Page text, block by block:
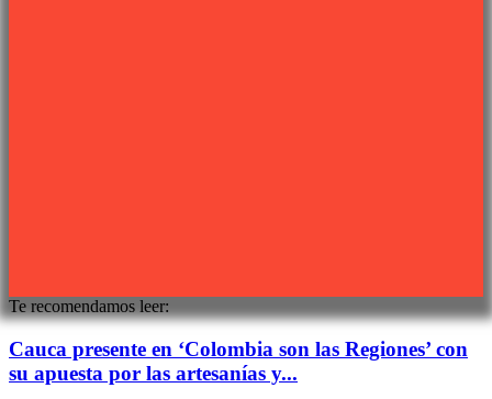
Te recomendamos leer:
Cauca presente en ‘Colombia son las Regiones’ con
su apuesta por las artesanías y...